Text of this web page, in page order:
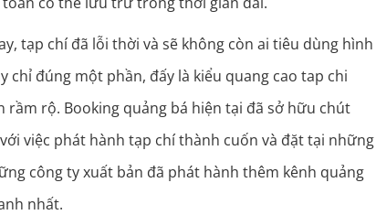
tạp chí đã lỗi thời và sẽ không còn ai tiêu dùng hình
chỉ đúng một phần, đấy là kiểu quang cao tap chi
rộ. Booking quảng bá hiện tại đã sở hữu chút
việc phát hành tạp chí thành cuốn và đặt tại những
công ty xuất bản đã phát hành thêm kênh quảng
nhất.